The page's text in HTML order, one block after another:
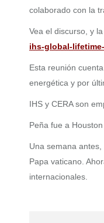
colaborado con la
Vea el discurso, y
ihs-global-
Esta reunión
energética y por
IHS y CERA son
Peña fue a
Una semana
Papa vaticano.
internacionales.